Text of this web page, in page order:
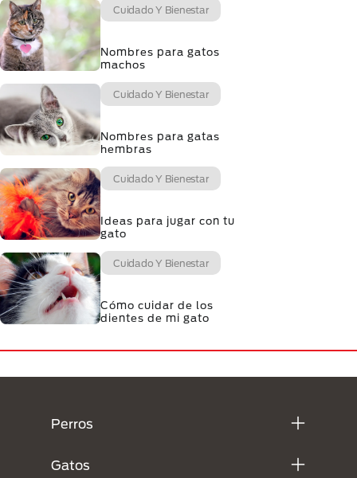
Cuidado Y Bienestar
Nombres para gatos
machos
Cuidado Y Bienestar
Nombres para gatas
hembras
Cuidado Y Bienestar
Ideas para jugar con tu
gato
Cuidado Y Bienestar
Cómo cuidar de los
dientes de mi gato
Perros
Gatos